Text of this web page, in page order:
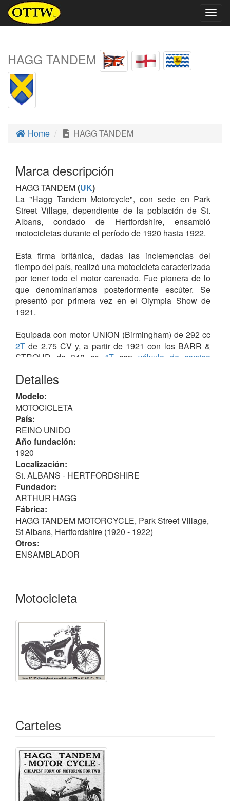
HAGG TANDEM
Home HAGG TANDEM
Marca descripción
HAGG TANDEM(UK)
La "Hagg Tandem Motorcycle", con sede en Park
Street Village, dependiente de la población de St.
Albans, condado de Hertfordshire, ensambló
motocicletas durante el período de 1920 hasta 1922.
Esta firma británica, dadas las inclemencias del
tiempo del país, realizó una motocicleta caracterizada
por tener todo el motor carenado. Fue pionera de lo
que denominaríamos posteriormente escúter. Se
presentó por primera vez en el Olympia Show de
1921.
Equipada con motor UNION (Birmingham) de 292 cc
2T de 2.75 CV y, a partir de 1921 con los BARR &
STROUD de 348 cc
4Tcon válvula de camisa
velocidades con una larga palanca de embrague,
transmisión P/S
llanta/ {de polea}.
Todos los mecanismos estaban ocultos por los
paneles que giraban sobre bisagras para facilitar el
acceso a la hora de manipular el motor. Encima de
los paneles se situaba el tanque de combustible,
colocado sobre el tubo superior del bastidor y el
asiento, mientras que debajo de ellos estaban las
plataformas reposapiés y las protecciones delanteras
de las piernas.
En 1923 Arthur Hagg, decidió cambiar el nombre de
marca, pasando a ser la HT.
Detalles
Modelo:
MOTOCICLETA
País:
REINO UNIDO
Año fundación:
1920
Localización:
St. ALBANS - HERTFORDSHIRE
Fundador:
ARTHUR HAGG
Fábrica:
HAGG TANDEM MOTORCYCLE, Park Street Village,
St Albans, Hertfordshire (1920 - 1922)
Otros:
ENSAMBLADOR
Motocicleta
Carteles